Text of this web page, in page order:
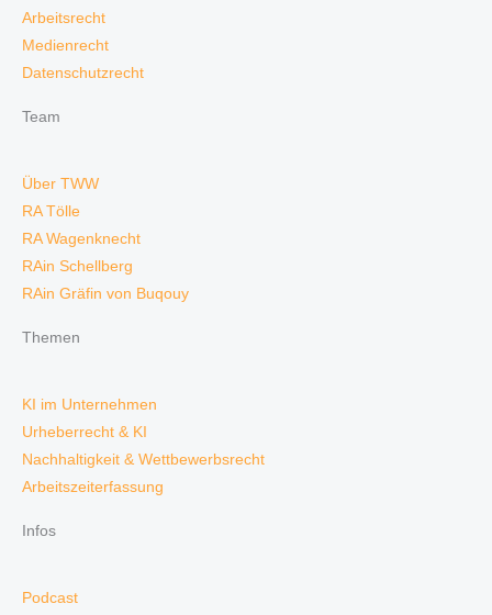
Arbeitsrecht
Medienrecht
Datenschutzrecht
Team
Über TWW
RA Tölle
RA Wagenknecht
RAin Schellberg
RAin Gräfin von Buqouy
Themen
KI im Unternehmen
Urheberrecht & KI
Nachhaltigkeit & Wettbewerbsrecht
Arbeitszeiterfassung
Infos
Podcast